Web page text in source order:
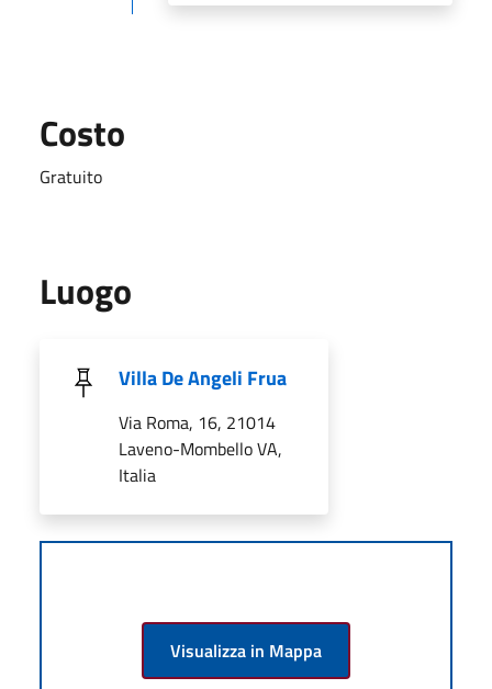
Costo
Gratuito
Luogo
Villa De Angeli Frua
Via Roma, 16, 21014
Laveno-Mombello VA,
Italia
Visualizza in Mappa